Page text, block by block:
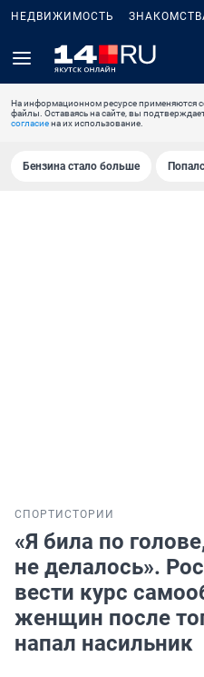
НЕДВИЖИМОСТЬ
На информационном ресурсе применяются
файлы. Оставаясь на сайте, вы
согласиена их использование.
Бензина стало больше
СПОРТ ИСТОРИИ
«Я била по
не делалось».
вести курс
женщин после
напал насильник